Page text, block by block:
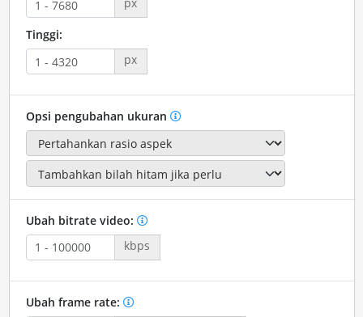
Tinggi:
px
Opsi pengubahan ukuran
Ubah bitrate video:
kbps
Ubah frame rate: